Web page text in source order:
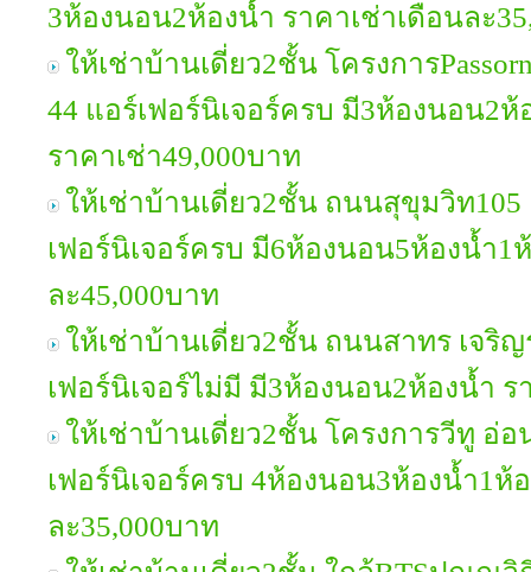
3ห้องนอน2ห้องน้ำ ราคาเช่าเดือนละ
ให้เช่าบ้านเดี่ยว2ชั้น โครงการ
44 แอร์เฟอร์นิเจอร์ครบ มี3ห้องนอน2ห้
ราคาเช่า49,000บาท
ให้เช่าบ้านเดี่ยว2ชั้น ถนนสุขุมวิท105
เฟอร์นิเจอร์ครบ มี6ห้องนอน5ห้องน้ำ1
ละ45,000บาท
ให้เช่าบ้านเดี่ยว2ชั้น ถนนสาทร เจริ
เฟอร์นิเจอร์ไม่มี มี3ห้องนอน2ห้องน้ำ ร
ให้เช่าบ้านเดี่ยว2ชั้น โครงการวีทู อ่
เฟอร์นิเจอร์ครบ 4ห้องนอน3ห้องน้ำ1ห้
ละ35,000บาท